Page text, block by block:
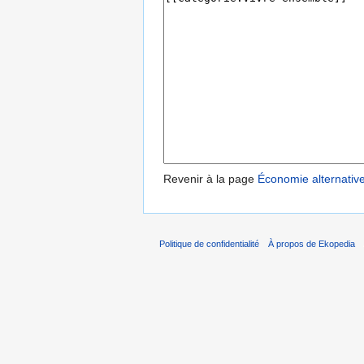
Revenir à la page Économie
Politique de confidentialité À propos de Ekopedia